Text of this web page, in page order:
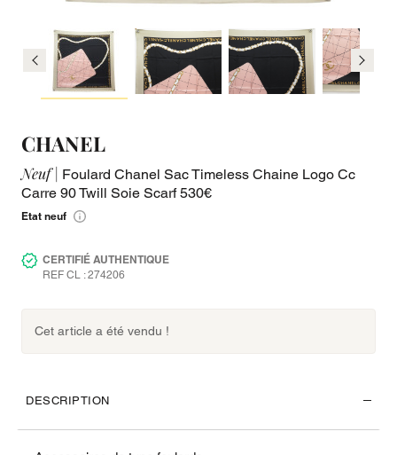
CHANEL
Neuf | Foulard Chanel Sac Timeless Chaine Logo Cc
Carre 90 Twill Soie Scarf 530€
Etat neuf
CERTIFIÉ AUTHENTIQUE
REF CL : 274206
Cet article a été vendu !
DESCRIPTION